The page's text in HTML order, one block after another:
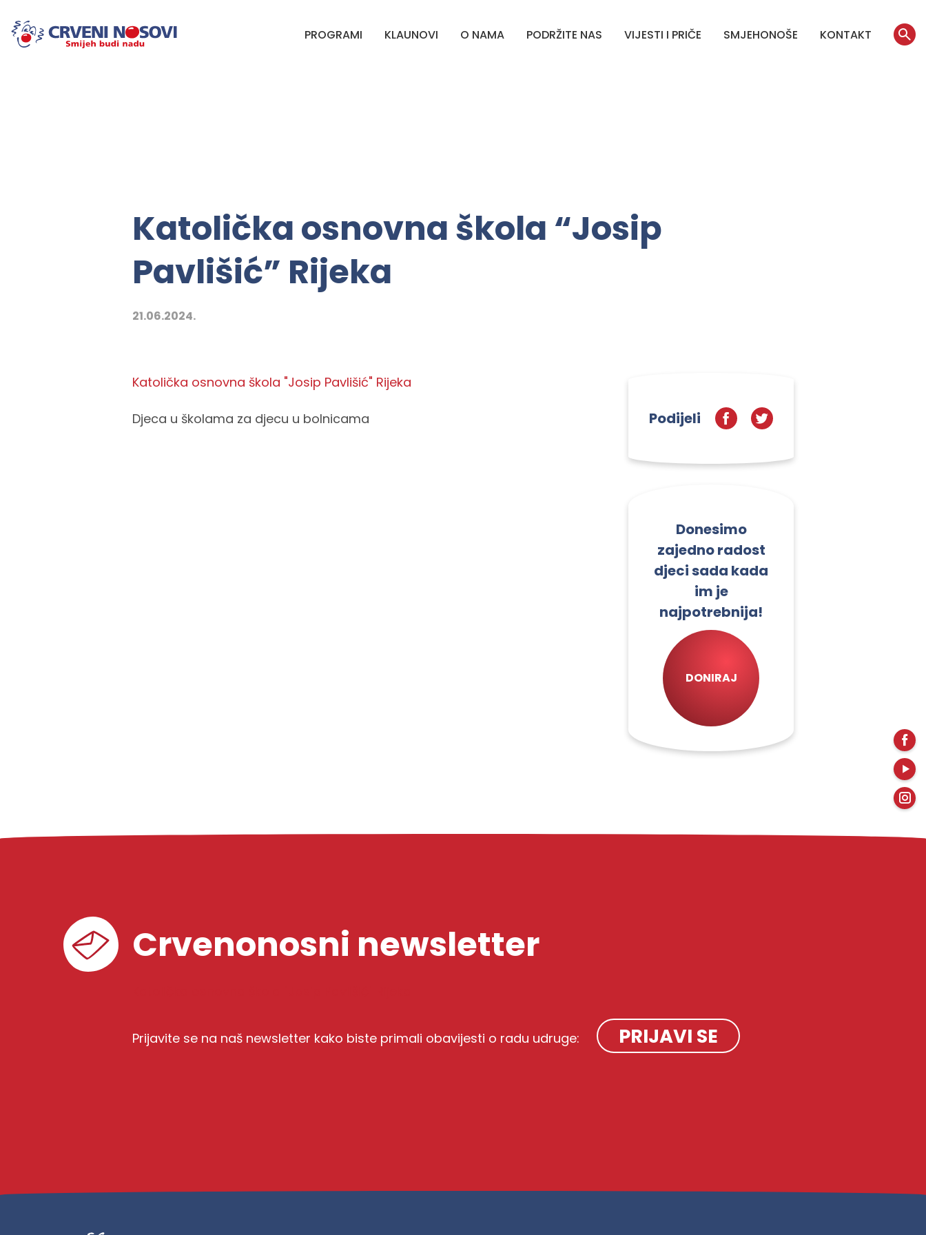
PROGRAMI KLAUNOVI O NAMA PODRŽITE NAS VIJESTI I PRIČE SMJEHONOŠE KONTAKT
Katolička osnovna škola “Josip
Pavlišić” Rijeka
21.06.2024.
Katolička osnovna škola "Josip Pavlišić" Rijeka
Djeca u školama za djecu u bolnicama Podijeli
Donesimo
zajedno radost
djeci sada kada
im je
najpotrebnija!
DONIRAJ
Crvenonosni newsletter
Prijavite se na naš newsletter kako biste primali obavijesti o radu udruge: PRIJAVI SE